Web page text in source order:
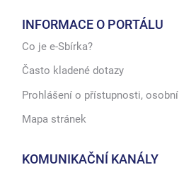
INFORMACE O PORTÁLU
Co je e-Sbírka?
Často kladené dotazy
Prohlášení o přístupnosti,
Mapa stránek
KOMUNIKAČNÍ KANÁLY